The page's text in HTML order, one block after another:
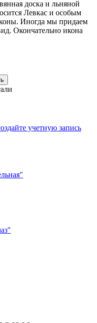
доска и льняной
Левкас и особым
Иногда мы придаем
Окончательно икона
учетную запись